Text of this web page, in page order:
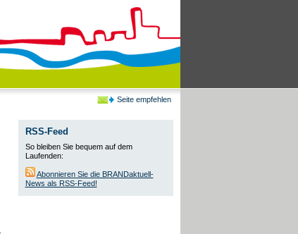
Seite empfehlen
RSS-Feed
So bleiben Sie bequem auf dem
Laufenden:
Abonnieren Sie die BRANDaktuell-
News als RSS-Feed!